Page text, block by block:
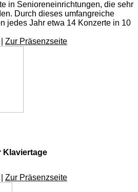
in Senioreneinrichtungen, die sehr
Durch dieses umfangreiche
jedes Jahr etwa 14 Konzerte in 10
Zur Präsenzseite
Klaviertage
Zur Präsenzseite